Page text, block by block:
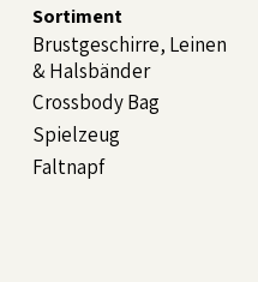
Sortiment
Brustgeschirre, Leinen
& Halsbänder
Crossbody Bag
Spielzeug
Faltnapf